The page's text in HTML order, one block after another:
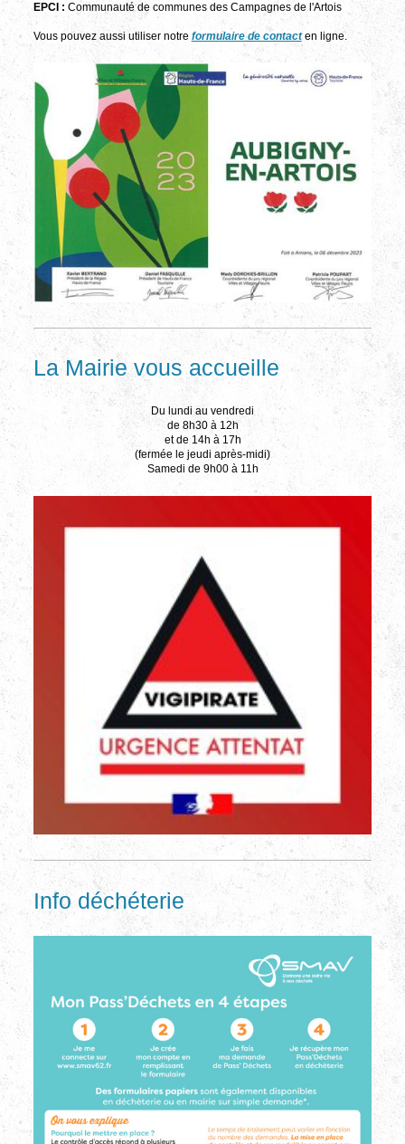
EPCI : Communauté de communes des Campagnes de l'Artois
Vous pouvez aussi utiliser notre formulaire de contact en ligne.
La Mairie vous accueille
Du lundi au vendredi
de 8h30 à 12h
et de 14h à 17h
(fermée le jeudi après-midi)
Samedi de 9h00 à 11h
Info déchéterie